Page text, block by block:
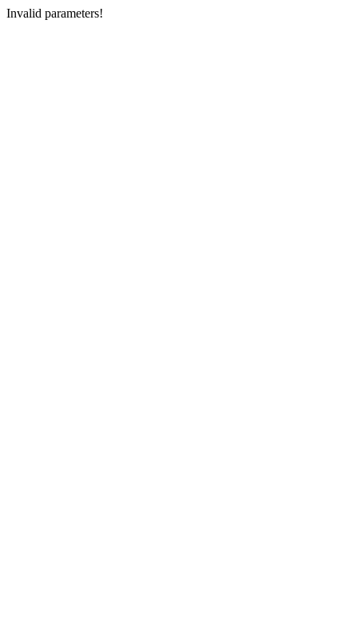
Invalid parameters!